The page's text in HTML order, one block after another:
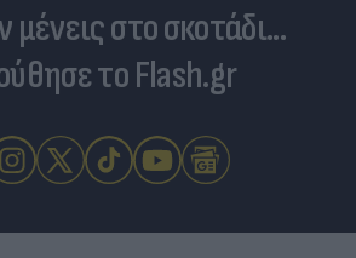
μένεις στο σκοτάδι...
το Flash.gr